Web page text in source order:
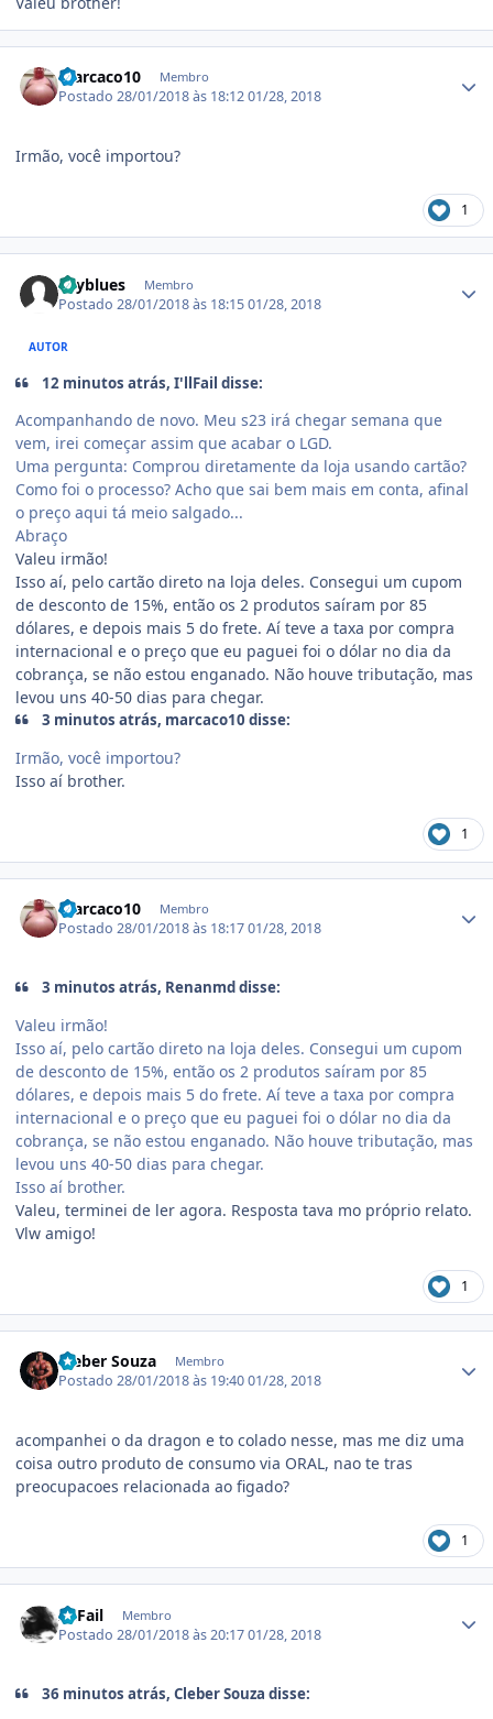
marcaco10 Membro
Postado28/01/2018 às 18:1201/28, 2018
Irmão, você importou?
1
skyblues Membro
Postado28/01/2018 às 18:1501/28, 2018
AUTOR
12 minutos atrás, I'llFail disse:
Acompanhando de novo. Meu s23 irá chegar semana que
vem, irei começar assim que acabar o LGD.
Uma pergunta: Comprou diretamente da loja usando cartão?
Como foi o processo? Acho que sai bem mais em conta, afinal
o preço aqui tá meio salgado...
Abraço
Valeu irmão!
Isso aí, pelo cartão direto na loja deles. Consegui um cupom
de desconto de 15%, então os 2 produtos saíram por 85
dólares, e depois mais 5 do frete. Aí teve a taxa por compra
internacional e o preço que eu paguei foi o dólar no dia da
cobrança, se não estou enganado. Não houve tributação, mas
levou uns 40-50 dias para chegar.
3 minutos atrás, marcaco10 disse:
Irmão, você importou?
Isso aí brother.
1
marcaco10 Membro
Postado28/01/2018 às 18:1701/28, 2018
3 minutos atrás, Renanmd disse:
Valeu irmão!
Isso aí, pelo cartão direto na loja deles. Consegui um cupom
de desconto de 15%, então os 2 produtos saíram por 85
dólares, e depois mais 5 do frete. Aí teve a taxa por compra
internacional e o preço que eu paguei foi o dólar no dia da
cobrança, se não estou enganado. Não houve tributação, mas
levou uns 40-50 dias para chegar.
Isso aí brother.
Valeu, terminei de ler agora. Resposta tava mo próprio relato.
Vlw amigo!
1
Cleber Souza Membro
Postado28/01/2018 às 19:4001/28, 2018
acompanhei o da dragon e to colado nesse, mas me diz uma
coisa outro produto de consumo via ORAL, nao te tras
preocupacoes relacionada ao figado?
1
I'llFail Membro
Postado28/01/2018 às 20:1701/28, 2018
36 minutos atrás, Cleber Souza disse: